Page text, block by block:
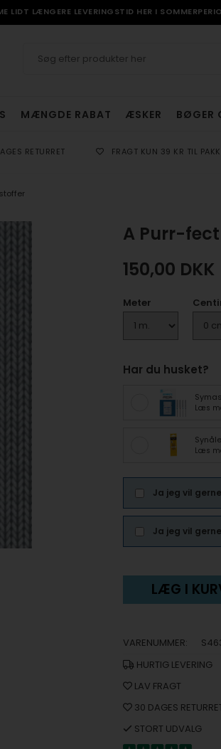
LIDT LÆNGERE LEVERINGSTID HER I
MÆNGDE RABAT ÆSKER BØGER
RETURRET FRAGT KUN 39 KR TIL
A Purr-
150,00 DKK
Meter
Har du husket?
Læs
Læs
Ja jeg vil
Ja jeg vil
LÆG I
VARENUMMER:
HURTIG LEVERING
LAV FRAGT
30 DAGES
STORT UDVALG